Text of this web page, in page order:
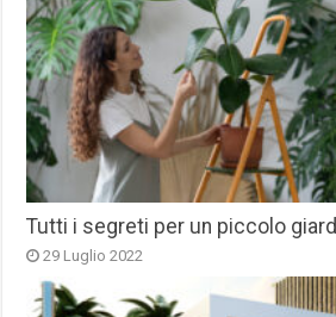
Tutti i segreti per un piccolo
29 Luglio 2022